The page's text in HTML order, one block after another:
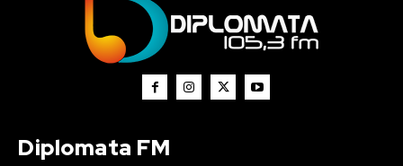
Diplomata FM